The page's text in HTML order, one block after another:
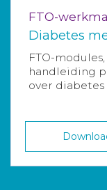
FTO-
Diabetes
FTO-
handleiding
over diabetes